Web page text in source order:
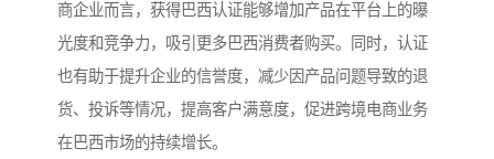
商企业而言，获得巴西认证能够增加产品在平台上的曝
光度和竞争力，吸引更多巴西消费者购买。同时，认证
也有助于提升企业的信誉度，减少因产品问题导致的退
货、投诉等情况，提高客户满意度，促进跨境电商业务
在巴西市场的持续增长。